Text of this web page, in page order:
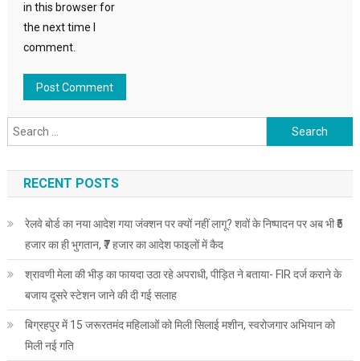
in this browser for
the next time I
comment.
Search
for:
RECENT POSTS
रेलवे बोर्ड का नया आदेश गया जंक्शन पर क्यों नहीं लागू? शवों के निष्पादन पर अब भी ₹5
हजार का ही भुगतान, ₹7 हजार का आदेश फाइलों में कैद
श्रावणी मेला की भीड़ का फायदा उठा रहे अपराधी, पीड़ित ने बताया- FIR दर्ज कराने के
बजाय दूसरे स्टेशन जाने की दी गई सलाह
बिग्रहपुर में 15 जरूरतमंद महिलाओं को मिली सिलाई मशीन, स्वरोजगार अभियान को
मिली नई गति